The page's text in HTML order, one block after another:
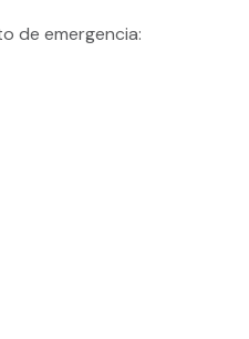
de emergencia: